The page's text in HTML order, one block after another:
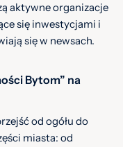
aktywne organizacje
się inwestycjami i
się w newsach.
Bytom” na
od ogółu do
miasta: od